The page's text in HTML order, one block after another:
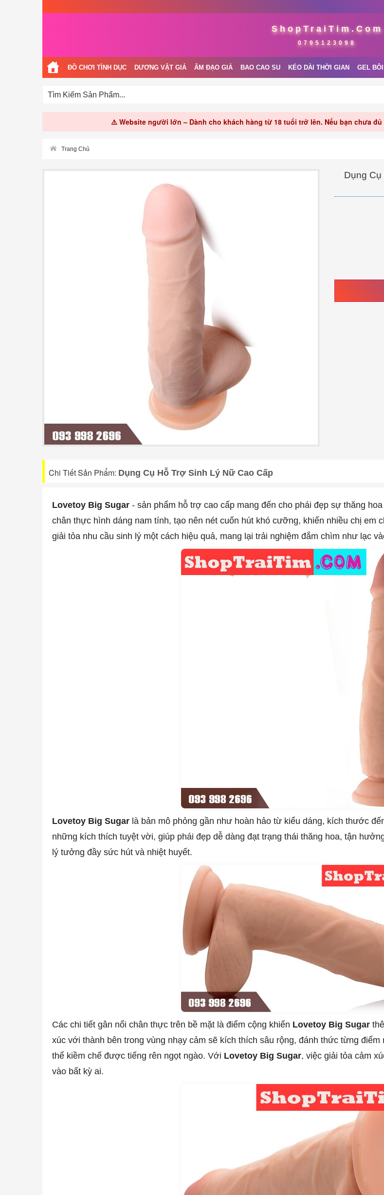
ShopTraiTim.Com
0795123098
ĐỒ CHƠI TÌNH DỤC DƯƠNG VẬT GIẢ ÂM ĐẠO GIẢ BAO CAO SU KÉO DÀI THỜI GIAN GEL
⚠️ Website người lớn – Dành cho khách hàng từ 18 tuổi trở lên. Nếu bạn chưa
Trang Chủ
Dụng
Chi Tiết Sản Phẩm: Dụng Cụ Hỗ Trợ Sinh Lý Nữ Cao Cấp
Lovetoy Big Sugar - sản phẩm hỗ trợ cao cấp mang đến cho phái đẹp sự thăng
chân thực hình dáng nam tính, tạo nên nét cuốn hút khó cưỡng, khiến nhiều chị em
giải tỏa nhu cầu sinh lý một cách hiệu quả, mang lại trải nghiệm đắm chìm như lạc
Lovetoy Big Sugar là bản mô phỏng gần như hoàn hảo từ kiểu dáng, kích thước
những kích thích tuyệt vời, giúp phái đẹp dễ dàng đạt trạng thái thăng hoa, tận
lý tưởng đầy sức hút và nhiệt huyết.
Các chi tiết gân nổi chân thực trên bề mặt là điểm cộng khiến Lovetoy Big Sugar
xúc với thành bên trong vùng nhạy cảm sẽ kích thích sâu rộng, đánh thức từng
thể kiềm chế được tiếng rên ngọt ngào. Với Lovetoy Big Sugar, việc giải tỏa cảm
vào bất kỳ ai.